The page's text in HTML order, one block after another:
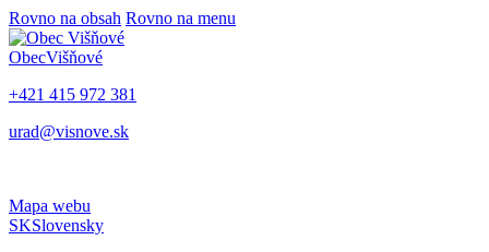
Rovno na obsah Rovno na menu
ObecVišňové
+421 415 972 381
urad@visnove.sk
Mapa webu
SKSlovensky